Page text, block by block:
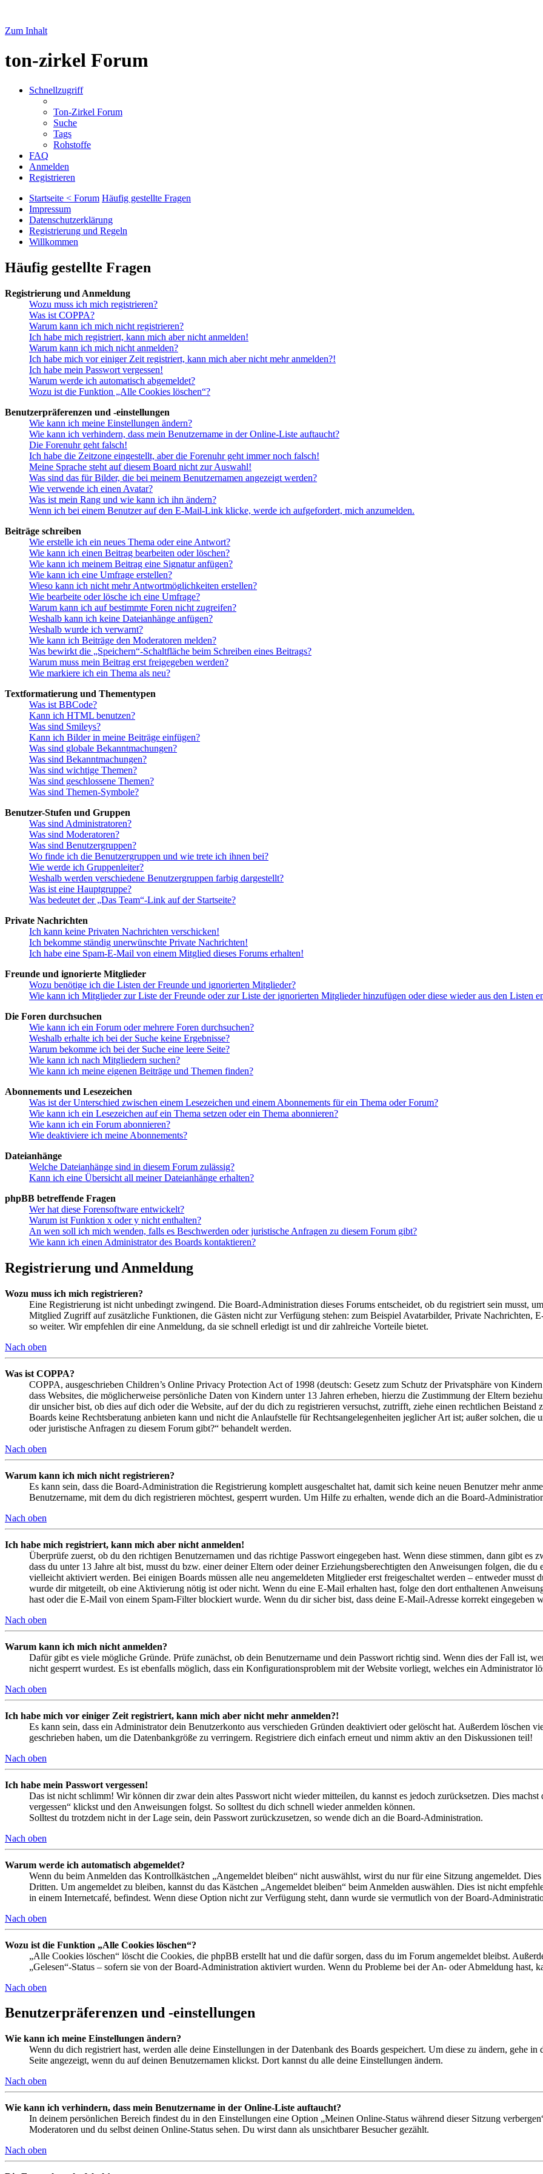
Zum Inhalt
ton-zirkel Forum
Schnellzugriff
Ton-Zirkel Forum
Suche
Tags
Rohstoffe
FAQ
Anmelden
Registrieren
Startseite < Forum Häufig gestellte Fragen
Impressum
Datenschutzerklärung
Registrierung und Regeln
Willkommen
Häufig gestellte Fragen
Registrierung und Anmeldung
Wozu muss ich mich registrieren?
Was ist COPPA?
Warum kann ich mich nicht registrieren?
Ich habe mich registriert, kann mich aber nicht anmelden!
Warum kann ich mich nicht anmelden?
Ich habe mich vor einiger Zeit registriert, kann mich aber nicht mehr anmelden?!
Ich habe mein Passwort vergessen!
Warum werde ich automatisch abgemeldet?
Wozu ist die Funktion „Alle Cookies löschen“?
Benutzerpräferenzen und -einstellungen
Wie kann ich meine Einstellungen ändern?
Wie kann ich verhindern, dass mein Benutzername in der Online-Liste auftaucht?
Die Forenuhr geht falsch!
Ich habe die Zeitzone eingestellt, aber die Forenuhr geht immer noch falsch!
Meine Sprache steht auf diesem Board nicht zur Auswahl!
Was sind das für Bilder, die bei meinem Benutzernamen angezeigt werden?
Wie verwende ich einen Avatar?
Was ist mein Rang und wie kann ich ihn ändern?
Wenn ich bei einem Benutzer auf den E-Mail-Link klicke, werde ich aufgefordert, mich anzumelden.
Beiträge schreiben
Wie erstelle ich ein neues Thema oder eine Antwort?
Wie kann ich einen Beitrag bearbeiten oder löschen?
Wie kann ich meinem Beitrag eine Signatur anfügen?
Wie kann ich eine Umfrage erstellen?
Wieso kann ich nicht mehr Antwortmöglichkeiten erstellen?
Wie bearbeite oder lösche ich eine Umfrage?
Warum kann ich auf bestimmte Foren nicht zugreifen?
Weshalb kann ich keine Dateianhänge anfügen?
Weshalb wurde ich verwarnt?
Wie kann ich Beiträge den Moderatoren melden?
Was bewirkt die „Speichern“-Schaltfläche beim Schreiben eines Beitrags?
Warum muss mein Beitrag erst freigegeben werden?
Wie markiere ich ein Thema als neu?
Textformatierung und Thementypen
Was ist BBCode?
Kann ich HTML benutzen?
Was sind Smileys?
Kann ich Bilder in meine Beiträge einfügen?
Was sind globale Bekanntmachungen?
Was sind Bekanntmachungen?
Was sind wichtige Themen?
Was sind geschlossene Themen?
Was sind Themen-Symbole?
Benutzer-Stufen und Gruppen
Was sind Administratoren?
Was sind Moderatoren?
Was sind Benutzergruppen?
Wo finde ich die Benutzergruppen und wie trete ich ihnen bei?
Wie werde ich Gruppenleiter?
Weshalb werden verschiedene Benutzergruppen farbig dargestellt?
Was ist eine Hauptgruppe?
Was bedeutet der „Das Team“-Link auf der Startseite?
Private Nachrichten
Ich kann keine Privaten Nachrichten verschicken!
Ich bekomme ständig unerwünschte Private Nachrichten!
Ich habe eine Spam-E-Mail von einem Mitglied dieses Forums erhalten!
Freunde und ignorierte Mitglieder
Wozu benötige ich die Listen der Freunde und ignorierten Mitglieder?
Wie kann ich Mitglieder zur Liste der Freunde oder zur Liste der ignorierten Mitglieder hinzufügen oder diese wieder aus den Listen
Die Foren durchsuchen
Wie kann ich ein Forum oder mehrere Foren durchsuchen?
Weshalb erhalte ich bei der Suche keine Ergebnisse?
Warum bekomme ich bei der Suche eine leere Seite?
Wie kann ich nach Mitgliedern suchen?
Wie kann ich meine eigenen Beiträge und Themen finden?
Abonnements und Lesezeichen
Was ist der Unterschied zwischen einem Lesezeichen und einem Abonnements für ein Thema oder Forum?
Wie kann ich ein Lesezeichen auf ein Thema setzen oder ein Thema abonnieren?
Wie kann ich ein Forum abonnieren?
Wie deaktiviere ich meine Abonnements?
Dateianhänge
Welche Dateianhänge sind in diesem Forum zulässig?
Kann ich eine Übersicht all meiner Dateianhänge erhalten?
phpBB betreffende Fragen
Wer hat diese Forensoftware entwickelt?
Warum ist Funktion x oder y nicht enthalten?
An wen soll ich mich wenden, falls es Beschwerden oder juristische Anfragen zu diesem Forum gibt?
Wie kann ich einen Administrator des Boards kontaktieren?
Registrierung und Anmeldung
Wozu muss ich mich registrieren?
Eine Registrierung ist nicht unbedingt zwingend. Die Board-Administration dieses Forums entscheidet, ob du registriert sein musst,
Mitglied Zugriff auf zusätzliche Funktionen, die Gästen nicht zur Verfügung stehen: zum Beispiel Avatarbilder, Private Nachrichten,
so weiter. Wir empfehlen dir eine Anmeldung, da sie schnell erledigt ist und dir zahlreiche Vorteile bietet.
Nach oben
Was ist COPPA?
COPPA, ausgeschrieben Children’s Online Privacy Protection Act of 1998 (deutsch: Gesetz zum Schutz der Privatsphäre von
dass Websites, die möglicherweise persönliche Daten von Kindern unter 13 Jahren erheben, hierzu die Zustimmung der Eltern
dir unsicher bist, ob dies auf dich oder die Website, auf der du dich zu registrieren versuchst, zutrifft, ziehe einen rechtlichen
Boards keine Rechtsberatung anbieten kann und nicht die Anlaufstelle für Rechtsangelegenheiten jeglicher Art ist; außer solchen,
oder juristische Anfragen zu diesem Forum gibt?“ behandelt werden.
Nach oben
Warum kann ich mich nicht registrieren?
Es kann sein, dass die Board-Administration die Registrierung komplett ausgeschaltet hat, damit sich keine neuen Benutzer mehr
Benutzername, mit dem du dich registrieren möchtest, gesperrt wurden. Um Hilfe zu erhalten, wende dich an die Board-
Nach oben
Ich habe mich registriert, kann mich aber nicht anmelden!
Überprüfe zuerst, ob du den richtigen Benutzernamen und das richtige Passwort eingegeben hast. Wenn diese stimmen, dann gibt es
dass du unter 13 Jahre alt bist, musst du bzw. einer deiner Eltern oder deiner Erziehungsberechtigten den Anweisungen folgen, die
vielleicht aktiviert werden. Bei einigen Boards müssen alle neu angemeldeten Mitglieder erst freigeschaltet werden – entweder musst
wurde dir mitgeteilt, ob eine Aktivierung nötig ist oder nicht. Wenn du eine E-Mail erhalten hast, folge den dort enthaltenen
hast oder die E-Mail von einem Spam-Filter blockiert wurde. Wenn du dir sicher bist, dass deine E-Mail-Adresse korrekt eingegeben
Nach oben
Warum kann ich mich nicht anmelden?
Dafür gibt es viele mögliche Gründe. Prüfe zunächst, ob dein Benutzername und dein Passwort richtig sind. Wenn dies der Fall ist,
nicht gesperrt wurdest. Es ist ebenfalls möglich, dass ein Konfigurationsproblem mit der Website vorliegt, welches ein Administrator
Nach oben
Ich habe mich vor einiger Zeit registriert, kann mich aber nicht mehr anmelden?!
Es kann sein, dass ein Administrator dein Benutzerkonto aus verschieden Gründen deaktiviert oder gelöscht hat. Außerdem löschen
geschrieben haben, um die Datenbankgröße zu verringern. Registriere dich einfach erneut und nimm aktiv an den Diskussionen teil!
Nach oben
Ich habe mein Passwort vergessen!
Das ist nicht schlimm! Wir können dir zwar dein altes Passwort nicht wieder mitteilen, du kannst es jedoch zurücksetzen. Dies
vergessen“ klickst und den Anweisungen folgst. So solltest du dich schnell wieder anmelden können.
Solltest du trotzdem nicht in der Lage sein, dein Passwort zurückzusetzen, so wende dich an die Board-Administration.
Nach oben
Warum werde ich automatisch abgemeldet?
Wenn du beim Anmelden das Kontrollkästchen „Angemeldet bleiben“ nicht auswählst, wirst du nur für eine Sitzung angemeldet.
Dritten. Um angemeldet zu bleiben, kannst du das Kästchen „Angemeldet bleiben“ beim Anmelden auswählen. Dies ist nicht
in einem Internetcafé, befindest. Wenn diese Option nicht zur Verfügung steht, dann wurde sie vermutlich von der Board-
Nach oben
Wozu ist die Funktion „Alle Cookies löschen“?
„Alle Cookies löschen“ löscht die Cookies, die phpBB erstellt hat und die dafür sorgen, dass du im Forum angemeldet bleibst.
„Gelesen“-Status – sofern sie von der Board-Administration aktiviert wurden. Wenn du Probleme bei der An- oder Abmeldung hast,
Nach oben
Benutzerpräferenzen und -einstellungen
Wie kann ich meine Einstellungen ändern?
Wenn du dich registriert hast, werden alle deine Einstellungen in der Datenbank des Boards gespeichert. Um diese zu ändern, gehe
Seite angezeigt, wenn du auf deinen Benutzernamen klickst. Dort kannst du alle deine Einstellungen ändern.
Nach oben
Wie kann ich verhindern, dass mein Benutzername in der Online-Liste auftaucht?
In deinem persönlichen Bereich findest du in den Einstellungen eine Option „Meinen Online-Status während dieser Sitzung
Moderatoren und du selbst deinen Online-Status sehen. Du wirst dann als unsichtbarer Besucher gezählt.
Nach oben